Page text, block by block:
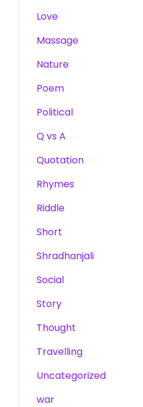
Love
Massage
Nature
Poem
Political
Q vs A
Quotation
Rhymes
Riddle
Short
Shradhanjali
Social
Story
Thought
Travelling
Uncategorized
war